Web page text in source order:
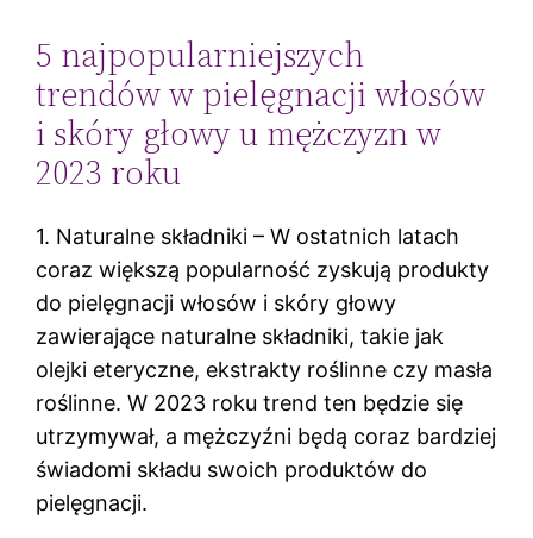
5 najpopularniejszych
trendów w pielęgnacji włosów
i skóry głowy u mężczyzn w
2023 roku
1. Naturalne składniki – W ostatnich latach
coraz większą popularność zyskują produkty
do pielęgnacji włosów i skóry głowy
zawierające naturalne składniki, takie jak
olejki eteryczne, ekstrakty roślinne czy masła
roślinne. W 2023 roku trend ten będzie się
utrzymywał, a mężczyźni będą coraz bardziej
świadomi składu swoich produktów do
pielęgnacji.